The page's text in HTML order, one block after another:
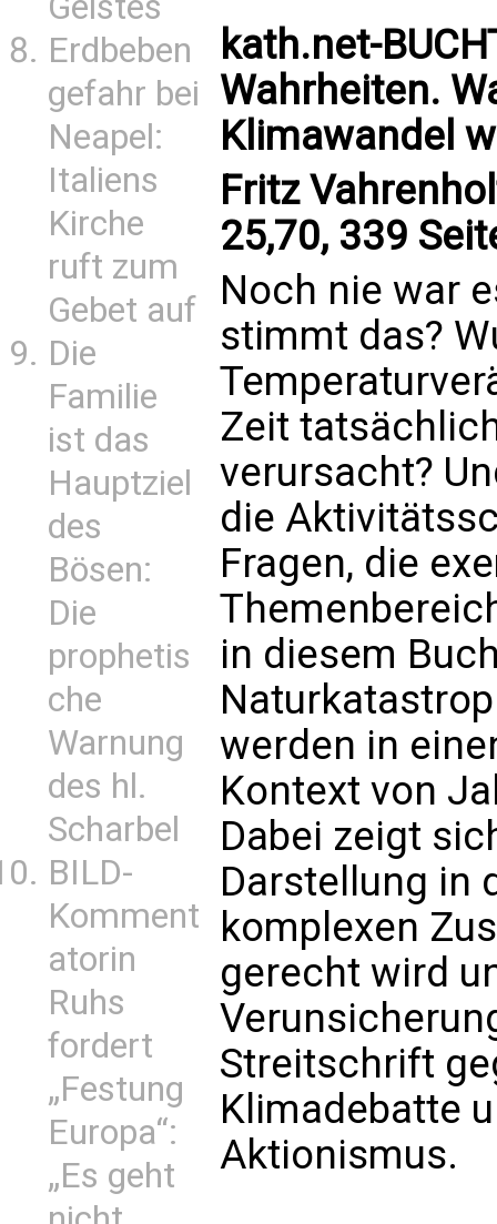
Erdbeben
gefahr bei
Neapel:
Italiens
Kirche
ruft zum
Gebet auf
Die
Familie
ist das
Hauptziel
des
Bösen:
Die
prophetis
che
Warnung
des hl.
Scharbel
BILD-
Komment
atorin
Ruhs
fordert
„Festung
Europa“:
„Es geht
kath.net-
Wahrheiten.
Klimawandel
Fritz
25,70, 339
Noch nie war
stimmt das?
Zeit
verursacht?
die
Fragen, die
in diesem
werden in
Kontext von
Dabei zeigt
Darstellung in
komplexen
gerecht wird
Streitschrift
Klimadebatte
Aktionismus.